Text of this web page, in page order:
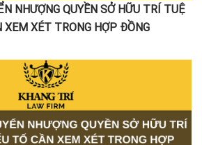
NHƯỢNG QUYỀN SỞ HỮU TRÍ TUỆ
XEM XÉT TRONG HỢP ĐỒNG